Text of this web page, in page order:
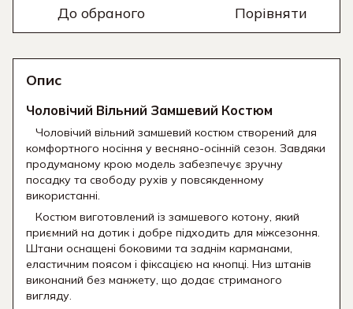
До обраного Порівняти
Опис
Чоловічий Вільний Замшевий Костюм
Чоловічий вільний замшевий костюм створений для
комфортного носіння у весняно-осінній сезон. Завдяки
продуманому крою модель забезпечує зручну
посадку та свободу рухів у повсякденному
використанні.
Костюм виготовлений із замшевого котону, який
приємний на дотик і добре підходить для міжсезоння.
Штани оснащені боковими та заднім карманами,
еластичним поясом і фіксацією на кнопці. Низ штанів
виконаний без манжету, що додає стриманого
вигляду.